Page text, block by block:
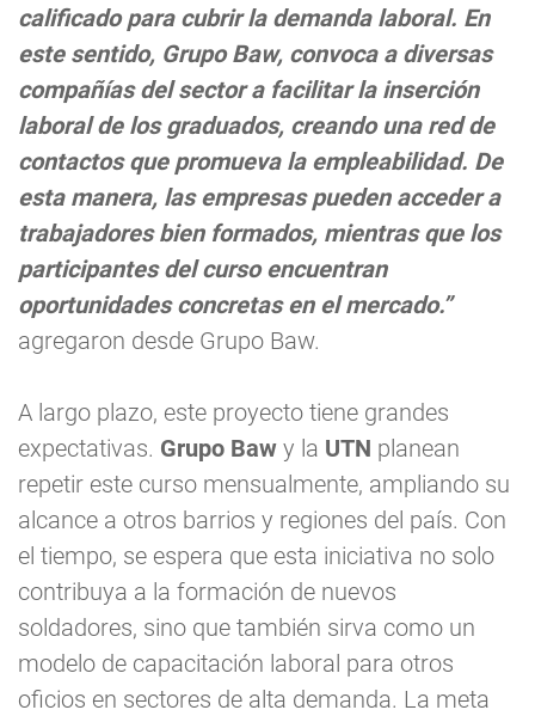
calificado para cubrir la demanda laboral. En
este sentido, Grupo Baw, convoca a diversas
compañías del sector a facilitar la inserción
laboral de los graduados, creando una red de
contactos que promueva la empleabilidad. De
esta manera, las empresas pueden acceder a
trabajadores bien formados, mientras que los
participantes del curso encuentran
oportunidades concretas en el mercado.”
agregaron desde Grupo Baw.
A largo plazo, este proyecto tiene grandes
expectativas. Grupo Baw y la UTN planean
repetir este curso mensualmente, ampliando su
alcance a otros barrios y regiones del país. Con
el tiempo, se espera que esta iniciativa no solo
contribuya a la formación de nuevos
soldadores, sino que también sirva como un
modelo de capacitación laboral para otros
oficios en sectores de alta demanda. La meta